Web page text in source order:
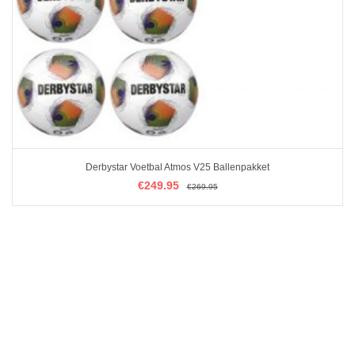
Derbystar Voetbal Atmos V25 Ballenpakket
€249.95 €269.95
€249.95 €269.95